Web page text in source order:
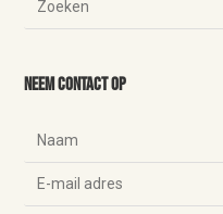
Neem contact op